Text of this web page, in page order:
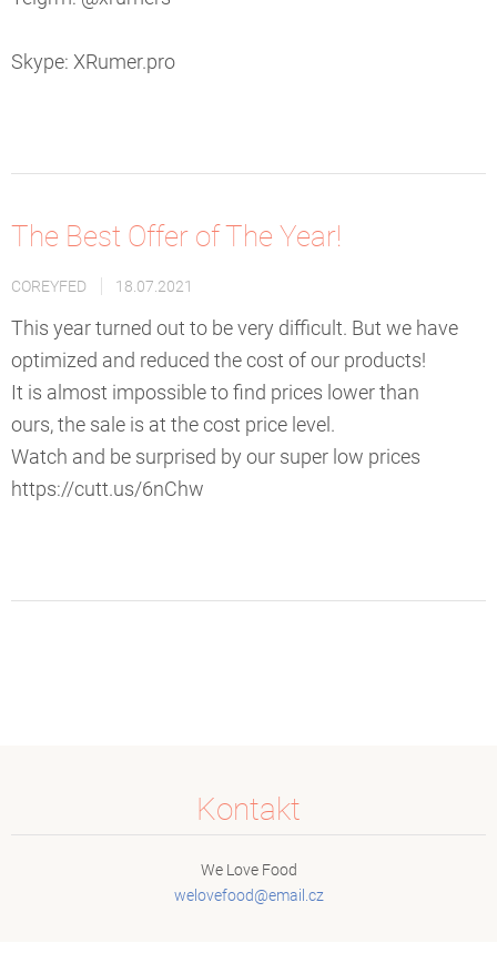
Skype: XRumer.pro
The Best Offer of The Year!
COREYFED 18.07.2021
This year turned out to be very difficult. But we have
optimized and reduced the cost of our products!
It is almost impossible to find prices lower than
ours, the sale is at the cost price level.
Watch and be surprised by our super low prices
https://cutt.us/6nChw
Kontakt
We Love Food
welovefood@email .cz